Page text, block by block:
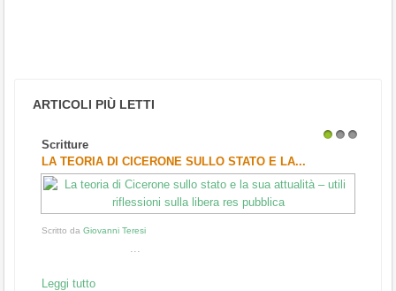
ARTICOLI PIÙ LETTI
Scritture
LA TEORIA DI CICERONE SULLO STATO E LA...
Scritto da Giovanni Teresi
...
Leggi tutto